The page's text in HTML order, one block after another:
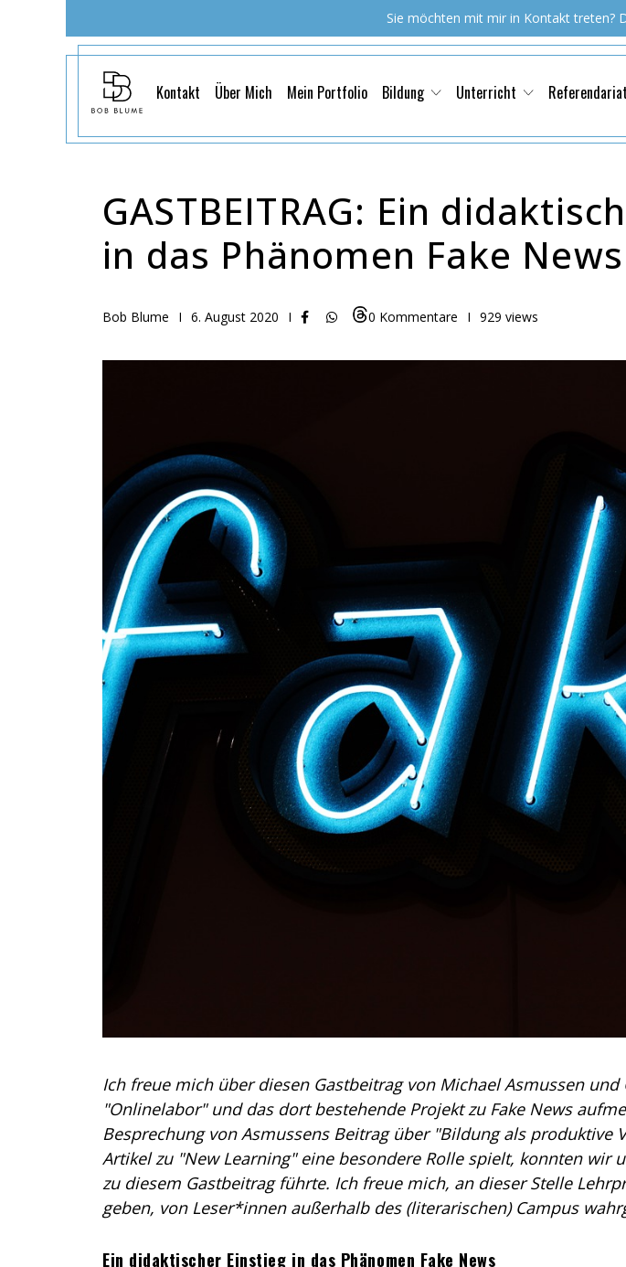
Sie möchten mit mir in Kontakt treten?
Kontakt Über Mich Mein Portfolio Bildung Unterricht Referendariat
GASTBEITRAG: Ein
in das Phänomen Fake News
Bob Blume I 6. August 2020 I 0 Kommentare I 929 views
Ich freue mich über diesen Gastbeitrag von Michael Asmussen
"Onlinelabor" und das dort bestehende Projekt zu Fake News
Besprechung von Asmussens Beitrag über "Bildung als produktive
Artikel zu "New Learning" eine besondere Rolle spielt, konnten wir
zu diesem Gastbeitrag führte. Ich freue mich, an dieser Stelle
geben, von Leser*innen außerhalb des (literarischen) Campus
Ein didaktischer Einstieg in das Phänomen Fake News